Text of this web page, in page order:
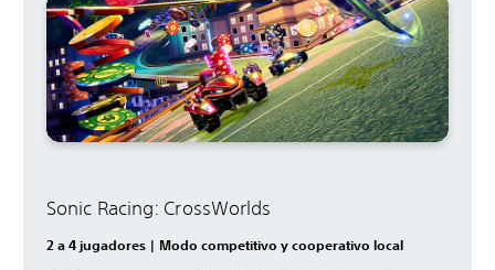
Sonic Racing: CrossWorlds
2 a 4 jugadores | Modo competitivo y cooperativo local